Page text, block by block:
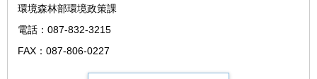
環境森林部環境政策課
電話：087-832-3215
FAX：087-806-0227